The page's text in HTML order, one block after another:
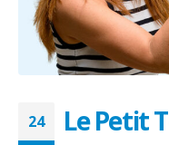
24
Le Petit